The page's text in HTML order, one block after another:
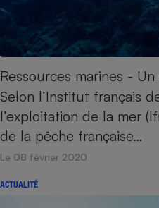
Ressources marines -
Selon l’Institut français
l’exploitation de la mer
de la pêche française…
Le 08 février 2020
ACTUALITÉ